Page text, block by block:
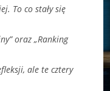
To co stały się
oraz „Ranking
ale te cztery